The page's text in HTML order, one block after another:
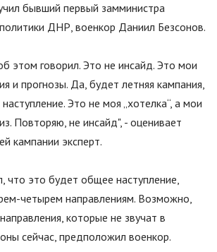
бывший первый замминистра
ДНР, военкор Даниил Безсонов.
этом говорил. Это не инсайд. Это мои
и прогнозы. Да, будет летняя кампания,
Это не моя „хотелка“, а мои
Повторяю, не инсайд", - оценивает
кампании эксперт.
что это будет общее наступление,
четырем направлениям. Возможно,
которые не звучат в
сейчас, предположил военкор.